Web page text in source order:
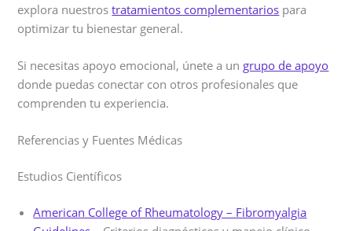
explora nuestrostratamientos complementarios para
optimizar tu bienestar general.
Si necesitas apoyo emocional, únete a un grupo de apoyo
donde puedas conectar con otros profesionales que
comprenden tu experiencia.
Referencias y Fuentes Médicas
Estudios Científicos
American College of Rheumatology – Fibromyalgia